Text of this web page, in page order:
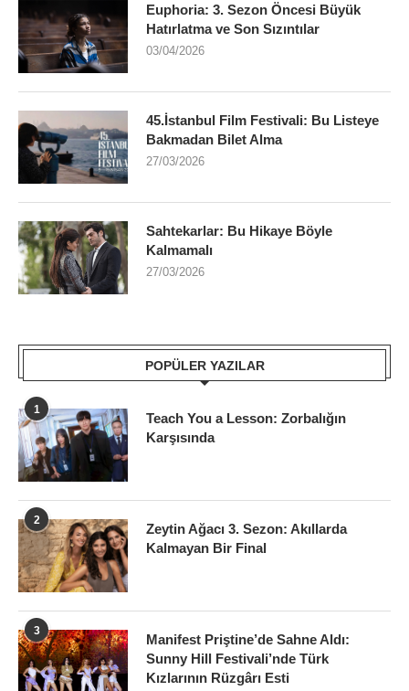
Euphoria: 3. Sezon Öncesi Büyük
Hatırlatma ve Son Sızıntılar
03/04/2026
45.İstanbul Film Festivali: Bu Listeye
Bakmadan Bilet Alma
27/03/2026
Sahtekarlar: Bu Hikaye Böyle
Kalmamalı
27/03/2026
POPÜLER YAZILAR
1
Teach You a Lesson: Zorbalığın
Karşısında
2
Zeytin Ağacı 3. Sezon: Akıllarda
Kalmayan Bir Final
3
Manifest Priştine’de Sahne Aldı:
Sunny Hill Festivali’nde Türk
Kızlarının Rüzgârı Esti